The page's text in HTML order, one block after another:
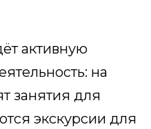
активную
на
занятия для
экскурсии для